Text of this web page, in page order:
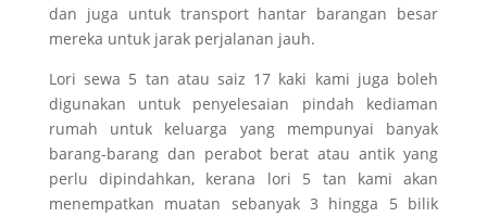
dan juga untuk transport hantar barangan besar
mereka untuk jarak perjalanan jauh.
Lori sewa 5 tan atau saiz 17 kaki kami juga boleh
digunakan untuk penyelesaian pindah kediaman
rumah untuk keluarga yang mempunyai banyak
barang-barang dan perabot berat atau antik yang
perlu dipindahkan, kerana lori 5 tan kami akan
menempatkan muatan sebanyak 3 hingga 5 bilik